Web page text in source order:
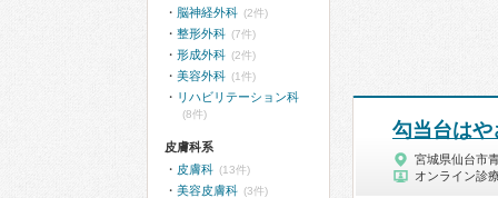
勾当台は
宮城県仙台市
オンライン診
脳神経外科 (2件)
整形外科 (7件)
形成外科 (2件)
美容外科 (1件)
リハビリテーション科
(8件)
皮膚科系
皮膚科 (13件)
美容皮膚科 (3件)